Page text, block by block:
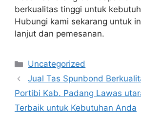
berkualitas tinggi untuk
Hubungi kami sekarang untuk
lanjut dan pemesanan.
Categories
Uncategorized
Jual Tas Spunbond
Portibi Kab. Padang Lawas
Terbaik untuk Kebutuhan Anda